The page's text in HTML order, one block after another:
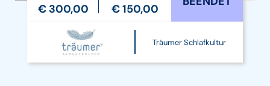
€ 300,00
€ 150,00
Träumer Schlafkultur